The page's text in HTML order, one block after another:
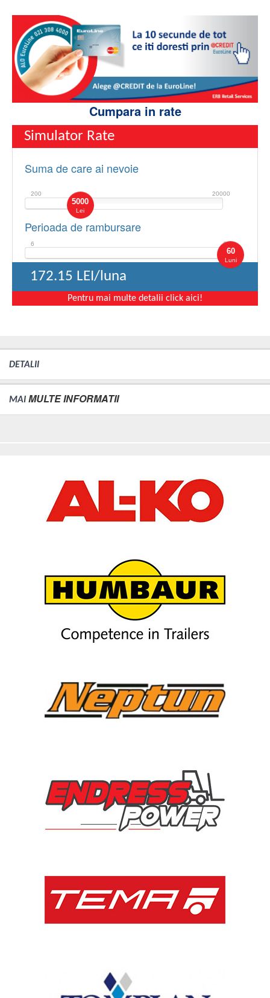
Cumpara in rate
Simulator Rate
Suma de care ai nevoie
5000
Lei
200 20000
Perioada de rambursare
60
Luni
6 60
172.15 LEI/luna
Pentru mai multe detalii click aici!
DETALII
MAI MULTE INFORMATII